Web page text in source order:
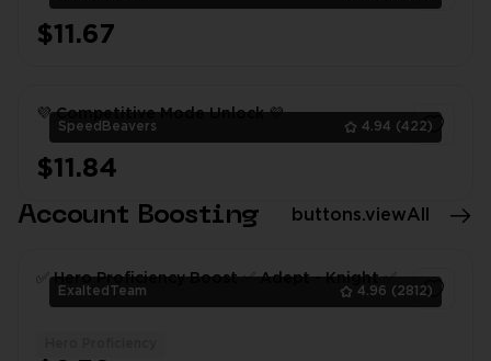
$11.67
SpeedBeavers 4.94 (422)
💜 Competitive Mode Unlock 💜
$11.84
Account Boosting buttons.viewAll
ExaltedTeam 4.96 (2812)
✅ Hero Proficiency Boost ✅ Adept - Knight ✅